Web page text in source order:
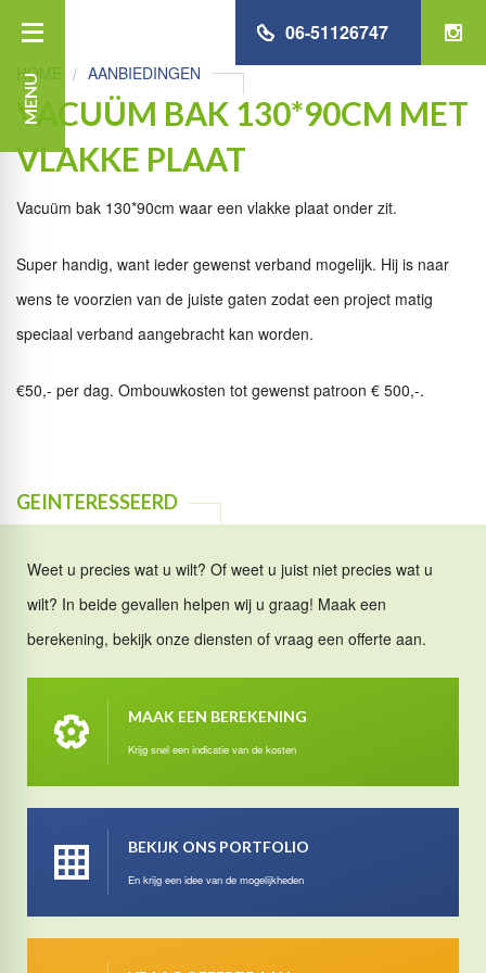
MENU
06-51126747
HOME AANBIEDINGEN
VACUÜM BAK 130*90CM MET
VLAKKE PLAAT
Vacuüm bak 130*90cm waar een vlakke plaat onder zit.
Super handig, want ieder gewenst verband mogelijk. Hij is naar
wens te voorzien van de juiste gaten zodat een project matig
speciaal verband aangebracht kan worden.
€50,- per dag. Ombouwkosten tot gewenst patroon € 500,-.
GEINTERESSEERD
Weet u precies wat u wilt? Of weet u juist niet precies wat u
wilt? In beide gevallen helpen wij u graag! Maak een
berekening, bekijk onze diensten of vraag een offerte aan.
MAAK EEN BEREKENING
Krijg snel een indicatie van de kosten
BEKIJK ONS PORTFOLIO
En krijg een idee van de mogelijkheden